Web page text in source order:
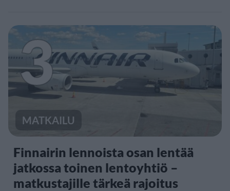
3
MATKAILU
Finnairin lennoista osan lentää
jatkossa toinen lentoyhtiö –
matkustajille tärkeä rajoitus